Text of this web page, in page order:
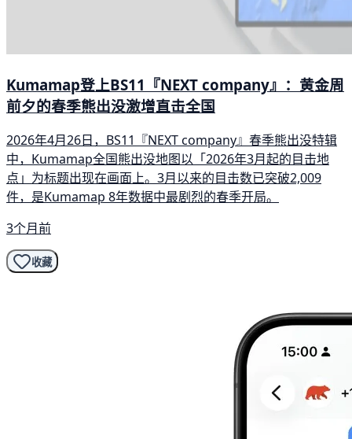
Kumamap登上BS11『NEXT company』：黄金周
前夕的春季熊出没激增直击全国
2026年4月26日，BS11『NEXT company』春季熊出没特辑
中，Kumamap全国熊出没地图以「2026年3月起的目击地
点」为标题出现在画面上。3月以来的目击数已突破2,009
件，是Kumamap 8年数据中最剧烈的春季开局。
3个月前
收藏